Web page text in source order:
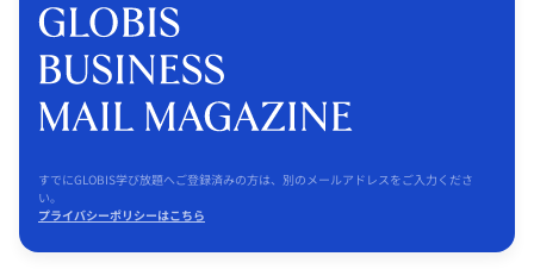
すでにGLOBIS学び放題へご登録済みの方は、別のメールアドレスをご入力くださ
い。
プライバシーポリシーはこちら